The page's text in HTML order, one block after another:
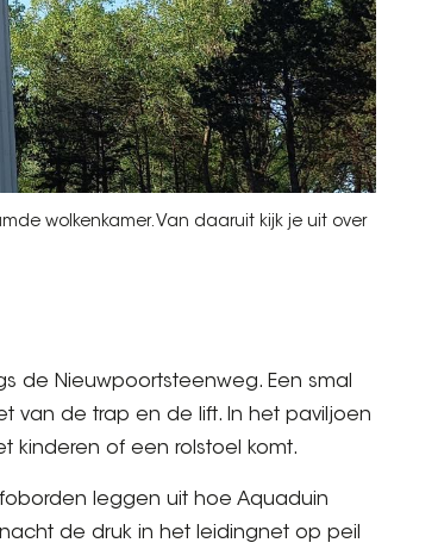
wolkenkamer. Van daaruit kijk je uit over
de Nieuwpoortsteenweg. Een smal
van de trap en de lift. In het paviljoen
kinderen of een rolstoel komt.
leggen uit hoe Aquaduin
de druk in het leidingnet op peil